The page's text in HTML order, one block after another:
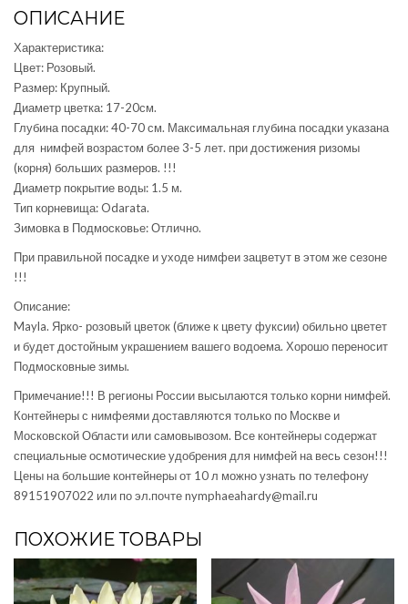
ЛИЛИЮ
ОПИСАНИЕ
Характеристика:
Цвет: Розовый.
Размер: Крупный.
Диаметр цветка: 17-20см.
Глубина посадки: 40-70 см. Максимальная глубина посадки указана
для нимфей возрастом более 3-5 лет. при достижения ризомы
(корня) больших размеров. !!!
Диаметр покрытие воды: 1.5 м.
Тип корневища: Odarata.
Зимовка в Подмосковье: Отлично.
При правильной посадке и уходе нимфеи зацветут в этом же сезоне
!!!
Описание:
Mayla. Ярко- розовый цветок (ближе к цвету фуксии) обильно цветет
и будет достойным украшением вашего водоема. Хорошо переносит
Подмосковные зимы.
Примечание!!! В регионы России высылаются только корни нимфей.
Контейнеры с нимфеями доставляются только по Москве и
Московской Области или самовывозом. Все контейнеры содержат
специальные осмотические удобрения для нимфей на весь сезон!!!
Цены на большие контейнеры от 10 л можно узнать по телефону
89151907022 или по эл.почте nymphaeahardy@mail.ru
ПОХОЖИЕ ТОВАРЫ